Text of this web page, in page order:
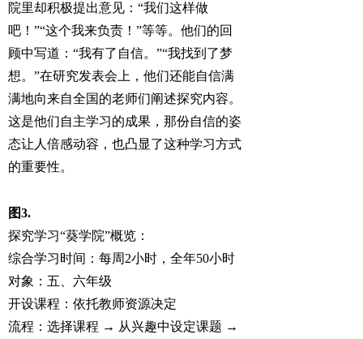
院里却积极提出意见：“我们这样做
吧！”“这个我来负责！”等等。他们的回
顾中写道：“我有了自信。”“我找到了梦
想。”在研究发表会上，他们还能自信满
满地向来自全国的老师们阐述探究内容。
这是他们自主学习的成果，那份自信的姿
态让人倍感动容，也凸显了这种学习方式
的重要性。
图3.
探究学习“葵学院”概览：
综合学习时间：每周2小时，全年50小时
对象：五、六年级
开设课程：依托教师资源决定
流程：选择课程 → 从兴趣中设定课题 →